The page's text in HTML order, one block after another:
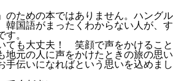
のための本ではありません。ハングル
韓国語がまったくわからない人が、す
す。
ても大丈夫！ 笑顔で声をかけること
地元の人に声をかけたときの旅の思い
手伝いになればという思いを込めまし